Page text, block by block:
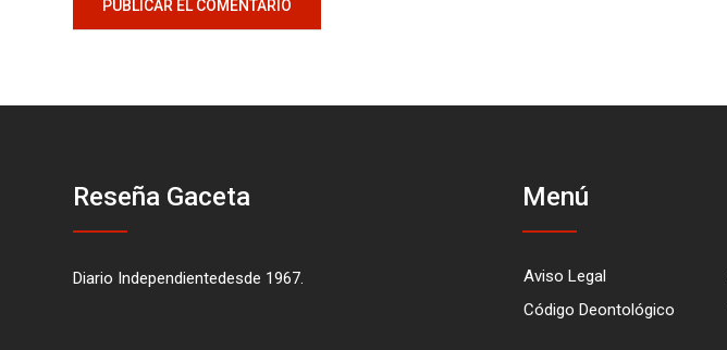
Reseña Gaceta
Diario Independientedesde 1967.
Menú
Aviso Legal
Código Deontológico